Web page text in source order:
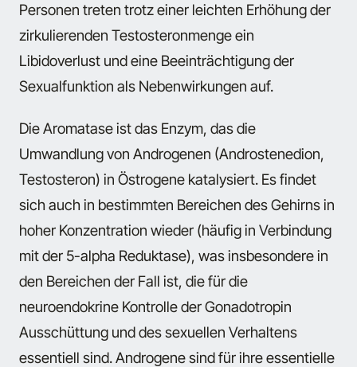
Personen treten trotz einer leichten Erhöhung der
zirkulierenden Testosteronmenge ein
Libidoverlust und eine Beeinträchtigung der
Sexualfunktion als Nebenwirkungen auf.
Die Aromatase ist das Enzym, das die
Umwandlung von Androgenen (Androstenedion,
Testosteron) in Östrogene katalysiert. Es findet
sich auch in bestimmten Bereichen des Gehirns in
hoher Konzentration wieder (häufig in Verbindung
mit der 5-alpha Reduktase), was insbesondere in
den Bereichen der Fall ist, die für die
neuroendokrine Kontrolle der Gonadotropin
Ausschüttung und des sexuellen Verhaltens
essentiell sind. Androgene sind für ihre essentielle